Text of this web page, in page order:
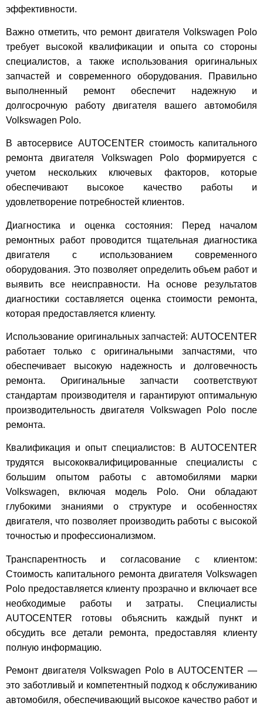
эффективности.
Важно отметить, что ремонт двигателя Volkswagen Polo
требует высокой квалификации и опыта со стороны
специалистов, а также использования оригинальных
запчастей и современного оборудования. Правильно
выполненный ремонт обеспечит надежную и
долгосрочную работу двигателя вашего автомобиля
Volkswagen Polo.
В автосервисе AUTOCENTER стоимость капитального
ремонта двигателя Volkswagen Polo формируется с
учетом нескольких ключевых факторов, которые
обеспечивают высокое качество работы и
удовлетворение потребностей клиентов.
Диагностика и оценка состояния: Перед началом
ремонтных работ проводится тщательная диагностика
двигателя с использованием современного
оборудования. Это позволяет определить объем работ и
выявить все неисправности. На основе результатов
диагностики составляется оценка стоимости ремонта,
которая предоставляется клиенту.
Использование оригинальных запчастей: AUTOCENTER
работает только с оригинальными запчастями, что
обеспечивает высокую надежность и долговечность
ремонта. Оригинальные запчасти соответствуют
стандартам производителя и гарантируют оптимальную
производительность двигателя Volkswagen Polo после
ремонта.
Квалификация и опыт специалистов: В AUTOCENTER
трудятся высококвалифицированные специалисты с
большим опытом работы с автомобилями марки
Volkswagen, включая модель Polo. Они обладают
глубокими знаниями о структуре и особенностях
двигателя, что позволяет производить работы с высокой
точностью и профессионализмом.
Транспарентность и согласование с клиентом:
Стоимость капитального ремонта двигателя Volkswagen
Polo предоставляется клиенту прозрачно и включает все
необходимые работы и затраты. Специалисты
AUTOCENTER готовы объяснить каждый пункт и
обсудить все детали ремонта, предоставляя клиенту
полную информацию.
Ремонт двигателя Volkswagen Polo в AUTOCENTER —
это заботливый и компетентный подход к обслуживанию
автомобиля, обеспечивающий высокое качество работ и